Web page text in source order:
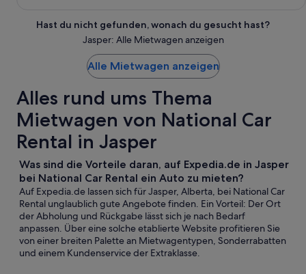
Hast du nicht gefunden, wonach du gesucht hast?
Jasper: Alle Mietwagen anzeigen
Alle Mietwagen anzeigen
Alles rund ums Thema
Mietwagen von National Car
Rental in Jasper
Was sind die Vorteile daran, auf Expedia.de in Jasper
bei National Car Rental ein Auto zu mieten?
Auf Expedia.de lassen sich für Jasper, Alberta, bei National Car
Rental unglaublich gute Angebote finden. Ein Vorteil: Der Ort
der Abholung und Rückgabe lässt sich je nach Bedarf
anpassen. Über eine solche etablierte Website profitieren Sie
von einer breiten Palette an Mietwagentypen, Sonderrabatten
und einem Kundenservice der Extraklasse.